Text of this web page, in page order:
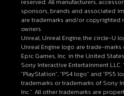
sponsors, brands and associated
are trademarks and/or copyrighted
owners.
Unreal, Unreal Engine, the circle-U
Unreal Engine logo are trade-
Epic Games, Inc. in the United
Sony Interactive Entertainment LLC.
“PlayStation”, “PS4 logo” and “PS5
trademarks or trademarks of Sony
Inc.”. All other trademarks are